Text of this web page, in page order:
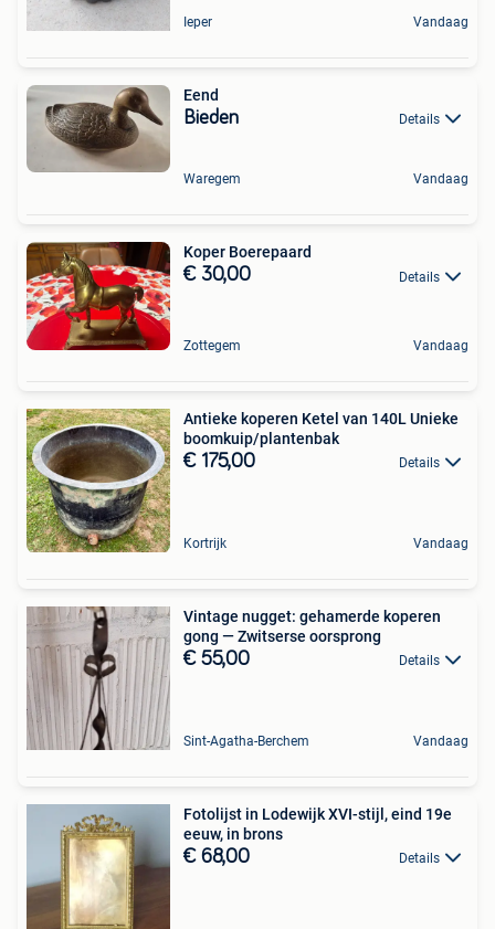
Ieper Vandaag
Eend
Bieden Details
Waregem Vandaag
Koper Boerepaard
€ 30,00 Details
Zottegem Vandaag
Antieke koperen Ketel van 140L Unieke
boomkuip/plantenbak
€ 175,00 Details
Kortrijk Vandaag
Vintage nugget: gehamerde koperen
gong — Zwitserse oorsprong
€ 55,00 Details
Sint-Agatha-Berchem Vandaag
Fotolijst in Lodewijk XVI-stijl, eind 19e
eeuw, in brons
€ 68,00 Details